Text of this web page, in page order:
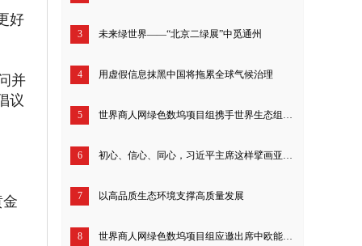
好
并
议
3 未来绿世界——“北京二绿展”中觅通州
4 用虚假信息抹黑中国将拖累全球气候治理
5 世界商人网绿色数坞项目组携手世界生态组织、绿发会，助力2023汉中朱鹮文化交流活动
6 初心、信心、同心，习近平主席这样擘画亚太发展
7 以高品质生态环境支撑高质量发展
8 世界商人网绿色数坞项目组应邀出席中欧能源合作平台旗舰项目：净零碳基础设施投资和技术项目成果发布会